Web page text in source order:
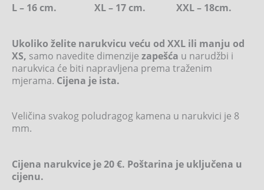
L – 16 cm. XL – 17 cm. XXL – 18cm.
Ukoliko želite narukvicu veću od XXL ili manju od
XS, samo navedite dimenzije zapešća u narudžbi i
narukvica će biti napravljena prema traženim
mjerama. Cijena je ista.
Veličina svakog poludragog kamena u narukvici je 8
mm.
Cijena narukvice je 20 €. Poštarina je uključena u
cijenu.